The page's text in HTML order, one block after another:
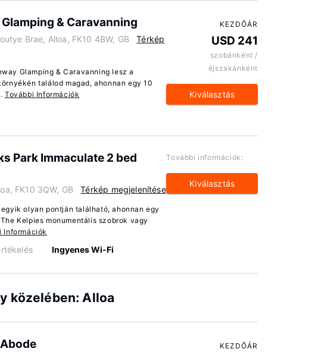
& Caravanning
Brae, Alloa, FK10 4BW, GB
Térkép
Glamping & Caravanning lesz a
találod magad, ahonnan egy 10
További Információk
KEZDŐÁR
USD 241
szobánként /
éjszakánként
Kiválasztás
Park Immaculate 2 bed
FK10 3QW, GB Térkép megjelenítése
olyan pontján található, ahonnan egy
Kelpies monumentális szobrok vagy
Információk
Ingyenes Wi-Fi
További információk:
Kiválasztás
közelében: Alloa
KEZDŐÁR